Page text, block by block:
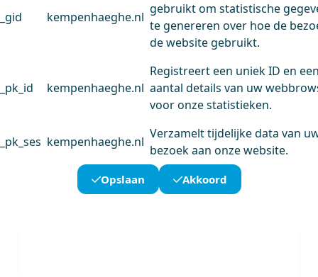
_gid kempenhaeghe.nl
gebruikt om statistische
te genereren over hoe de
de website gebruikt.
_pk_id kempenhaeghe.nl
Registreert een uniek ID en
aantal details van uw
voor onze statistieken.
_pk_ses kempenhaeghe.nl
Verzamelt tijdelijke data van
bezoek aan onze website.
Opslaan Akkoord